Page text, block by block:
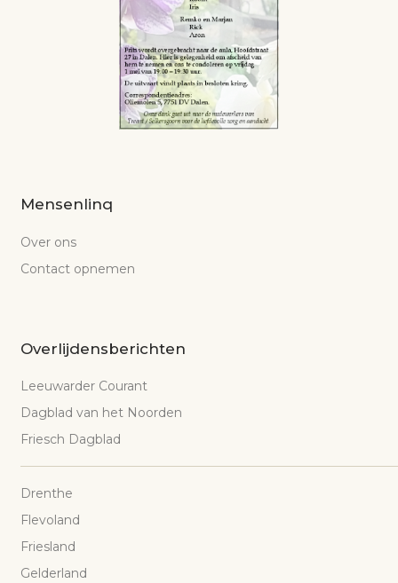
Mensenlinq
Over ons
Contact opnemen
Overlijdensberichten
Leeuwarder Courant
Dagblad van het Noorden
Friesch Dagblad
Drenthe
Flevoland
Friesland
Gelderland